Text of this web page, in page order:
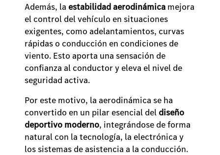
Además, la estabilidad aerodinámica mejora
el control del vehículo en situaciones
exigentes, como adelantamientos, curvas
rápidas o conducción en condiciones de
viento. Esto aporta una sensación de
confianza al conductor y eleva el nivel de
seguridad activa.
Por este motivo, la aerodinámica se ha
convertido en un pilar esencial del diseño
deportivo moderno, integrándose de forma
natural con la tecnología, la electrónica y
los sistemas de asistencia a la conducción.